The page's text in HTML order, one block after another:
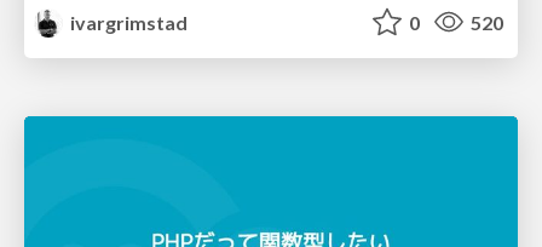
ivargrimstad
0 520